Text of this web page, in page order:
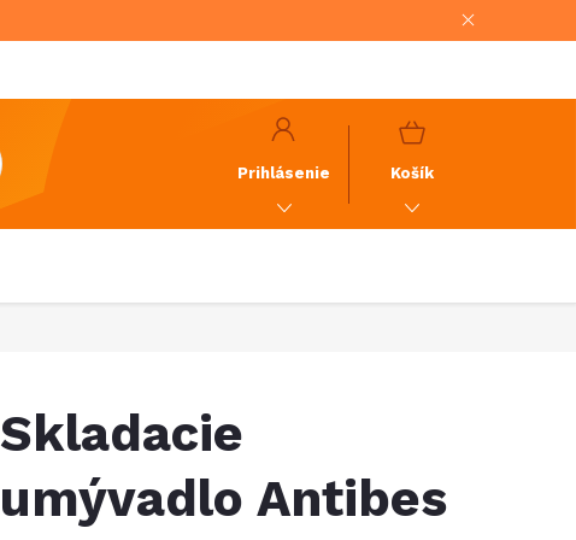
Prihlásenie
NÁKUPNÝ
Košík
Skladacie
umývadlo Antibes